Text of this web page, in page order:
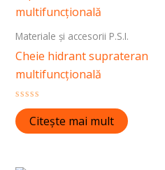
Materiale și accesorii P.S.I.
Cheie hidrant suprateran
multifuncțională
Evaluat
la
0
din
Citește mai mult